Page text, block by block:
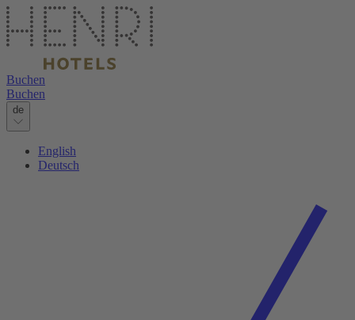
Buchen
Buchen
de
English
Deutsch